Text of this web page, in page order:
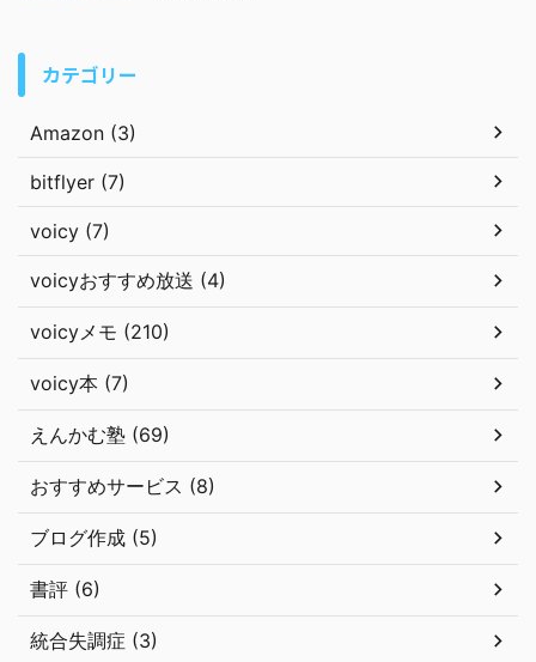
カテゴリー
Amazon (3)
bitflyer (7)
voicy (7)
voicyおすすめ放送 (4)
voicyメモ (210)
voicy本 (7)
えんかむ塾 (69)
おすすめサービス (8)
ブログ作成 (5)
書評 (6)
統合失調症 (3)